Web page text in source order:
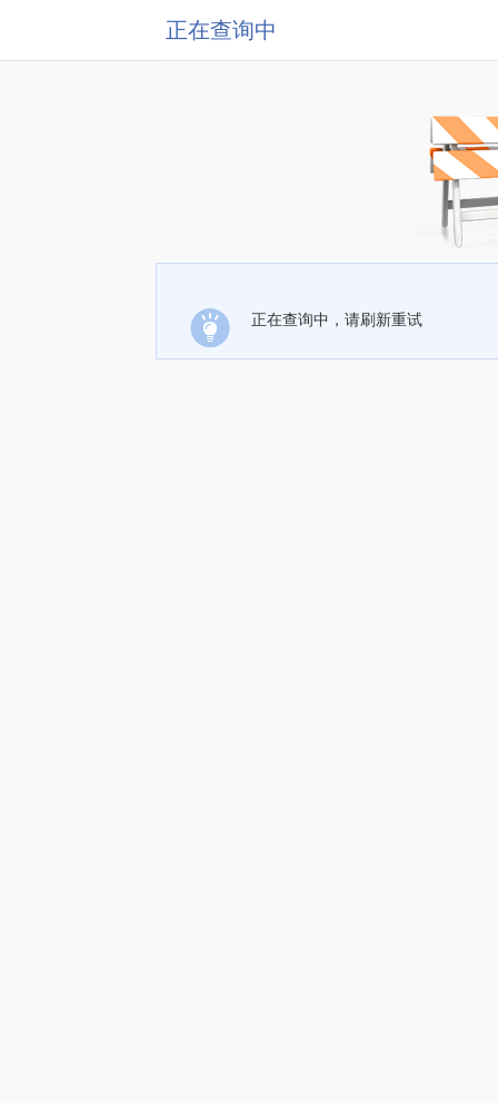
正在查询中
正在查询中，请刷新重试